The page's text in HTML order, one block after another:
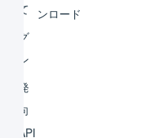
いて
ログ
イン
開発
者向
けAPI
ンロード